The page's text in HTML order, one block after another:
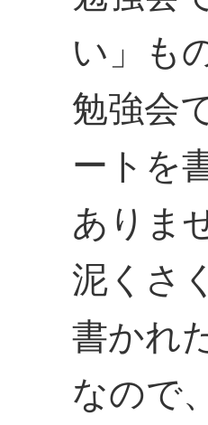
い」も
勉強会
ートを
ありま
泥くさ
書かれ
なので